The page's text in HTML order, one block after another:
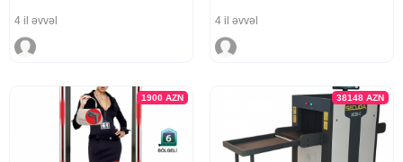
4 il əvvəl 4 il əvvəl
1900AZN 38148 AZN